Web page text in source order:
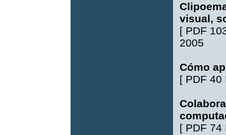
visual,
[ PDF
2005
Cómo
[ PDF 40
[ PDF 74